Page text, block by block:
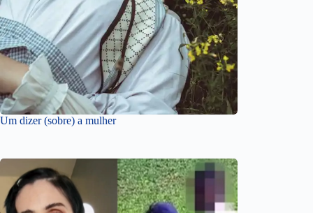
Um dizer (sobre) a mulher